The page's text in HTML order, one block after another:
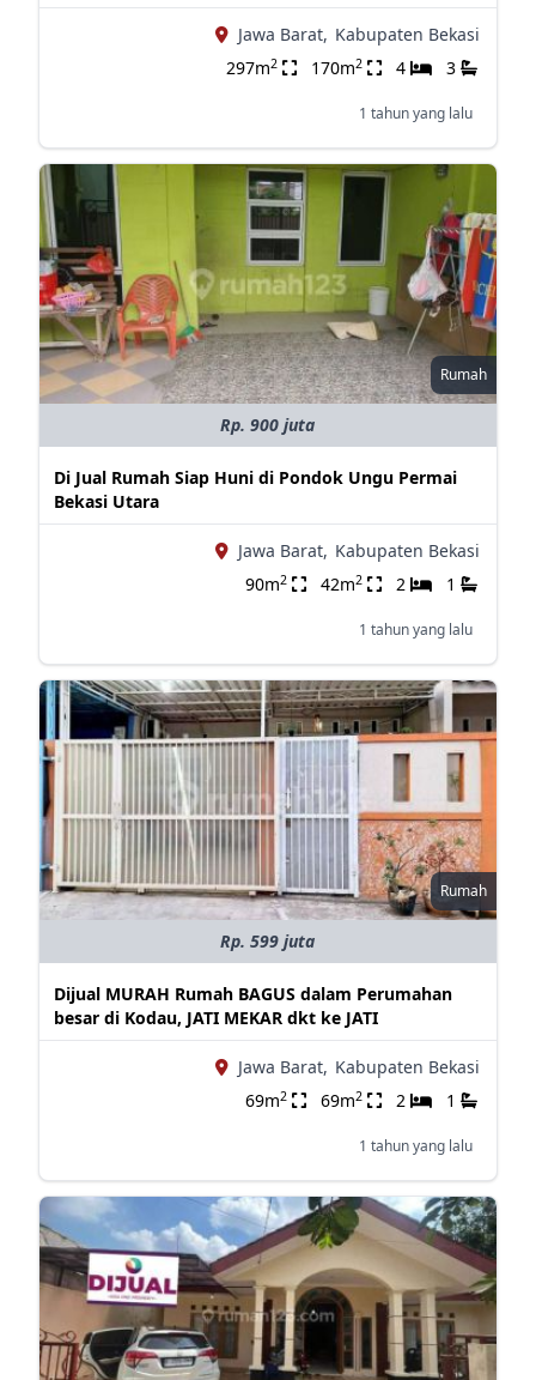
Jawa Barat, Kabupaten Bekasi
297m2 170m2 4 3
1 tahun yang lalu
Rumah
Rp. 900 juta
Di Jual Rumah Siap Huni di Pondok Ungu Permai
Bekasi Utara
Jawa Barat, Kabupaten Bekasi
90m2 42m2 2 1
1 tahun yang lalu
Rumah
Rp. 599 juta
Dijual MURAH Rumah BAGUS dalam Perumahan
besar di Kodau, JATI MEKAR dkt ke JATI
Jawa Barat, Kabupaten Bekasi
69m2 69m2 2 1
1 tahun yang lalu